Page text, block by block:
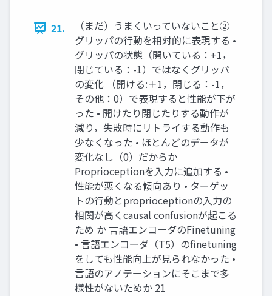
21.
（まだ）うまくいっていないこと②
グリッパの行動を相対的に表現する •
グリッパの状態（開いている：+1，
閉じている：-1）ではなくグリッパ
の変化 （開ける:＋1，閉じる：-1，
その他：0）で表現すると性能が下が
った • 開けたり閉じたりする動作が
減り，失敗時にリトライする動作も
少なくなった • ほとんどのデータが
変化なし（0）だからか
Proprioceptionを入力に追加する •
性能が悪くなる傾向あり • ターゲッ
トの行動とproprioceptionの入力の
相関が高くcausal confusionが起こる
ため か 言語エンコーダのFinetuning
• 言語エンコーダ（T5）のfinetuning
をしても性能向上が見られなかった •
言語のアノテーションにそこまで多
様性がないためか 21